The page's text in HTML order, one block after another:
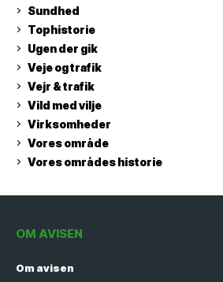
Sundhed
Tophistorie
Ugen der gik
Veje og trafik
Vejr & trafik
Vild med vilje
Virksomheder
Vores område
Vores områdes historie
OM AVISEN
Om avisen